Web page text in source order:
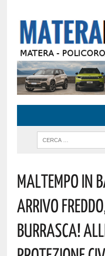
Maltempo In
Arrivo
Burrasca!